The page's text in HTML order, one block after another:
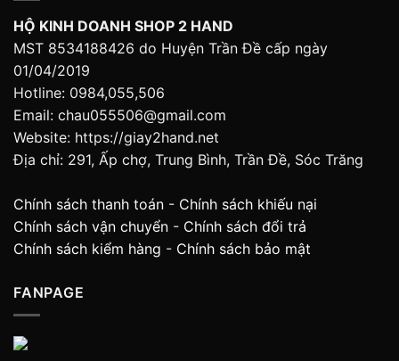
HỘ KINH DOANH SHOP 2 HAND
MST 8534188426 do Huyện Trần Đề cấp ngày
01/04/2019
Hotline: 0984,055,506
Email: chau055506@gmail.com
Website: https://giay2hand.net
Địa chỉ: 291, Ấp chợ, Trung Bình, Trần Đề, Sóc Trăng
Chính sách thanh toán - Chính sách khiếu nại
Chính sách vận chuyển - Chính sách đổi trả
Chính sách kiểm hàng - Chính sách bảo mật
FANPAGE